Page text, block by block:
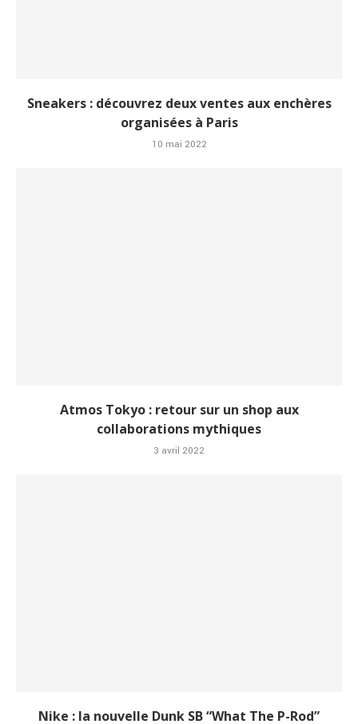
Sneakers : découvrez deux ventes aux enchères
organisées à Paris
10 mai 2022
Atmos Tokyo : retour sur un shop aux
collaborations mythiques
3 avril 2022
Nike : la nouvelle Dunk SB “What The P-Rod”